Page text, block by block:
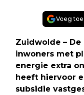
Voeg
Zuidwolde –
inwoners met
energie extra
heeft hiervoor
subsidie